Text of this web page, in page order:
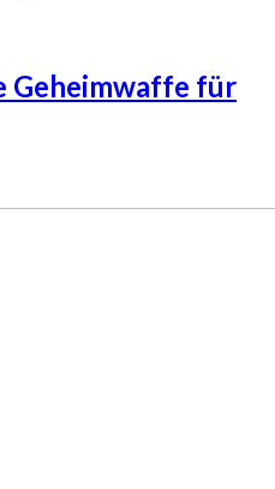
Geheimwaffe für